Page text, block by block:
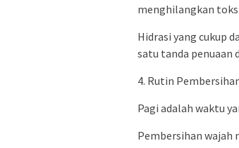
menghilangkan
Hidrasi yang cukup
satu tanda penuaan
4. Rutin
Pagi adalah waktu
Pembersihan